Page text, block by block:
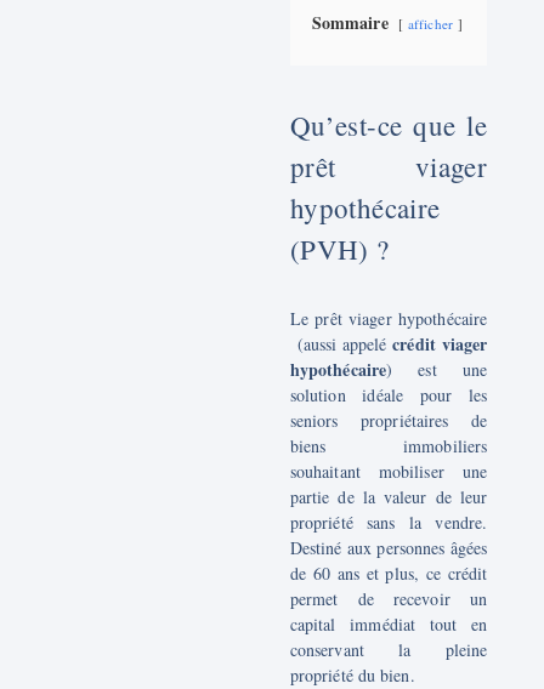
Sommaire afficher
Qu’est-ce que le
prêt viager
hypothécaire
(PVH) ?
Le prêt viager hypothécaire
(aussi appelécrédit viager
hypothécaire) est une
solution idéale pour les
seniors propriétaires de
biens immobiliers
souhaitant mobiliser une
partie de la valeur de leur
propriété sans la vendre.
Destiné aux personnes âgées
de 60 ans et plus, ce crédit
permet de recevoir un
capital immédiat tout en
conservant la pleine
propriété du bien.